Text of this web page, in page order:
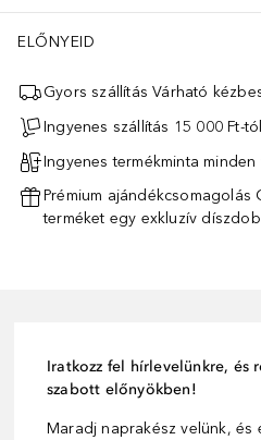
ELŐNYEID
Gyors szállítás Várható
Ingyenes szállítás 15 000 Ft-tól
Ingyenes termékminta minden
Prémium
terméket egy exkluzív
Iratkozz fel hírlevelünkre, és
szabott előnyökben!
Maradj naprakész velünk, és